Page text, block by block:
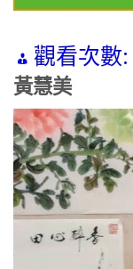
觀看次數:
黃慧美